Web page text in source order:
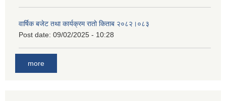
वार्षिक बजेट तथा कार्यक्रम रातो किताब २०८२।०८३
Post date: 09/02/2025 - 10:28
more